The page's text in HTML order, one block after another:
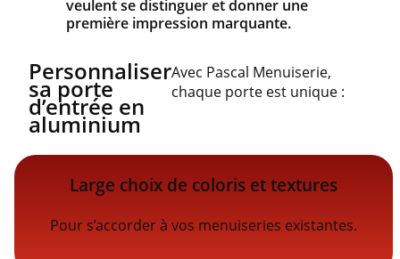
veulent se distinguer et donner une
première impression marquante.
Personnaliser
sa porte
d’entrée en
aluminium
Avec Pascal Menuiserie,
chaque porte est unique :
Large choix de coloris et textures
Pour s’accorder à vos menuiseries existantes.